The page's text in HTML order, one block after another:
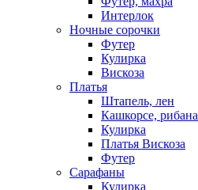
Интерлок
Ночные сорочки
Футер
Кулирка
Вискоза
Платья
Штапель, лен
Кашкорсе, рибана
Кулирка
Платья Вискоза
Футер
Сарафаны
Кулирка